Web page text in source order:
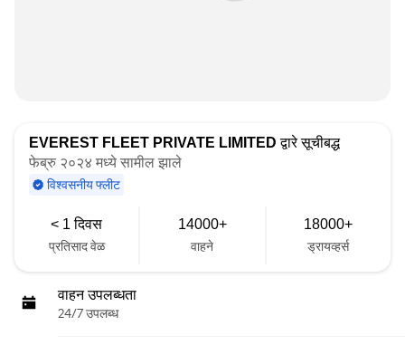
EVEREST FLEET PRIVATE LIMITED द्वारे सूचीबद्ध
फेब्रु २०२४ मध्ये सामील झाले
विश्वसनीय फ्लीट
< 1 दिवस
प्रतिसाद वेळ
14000+
वाहने
18000+
ड्रायव्हर्स
वाहन उपलब्धता
24/7 उपलब्ध